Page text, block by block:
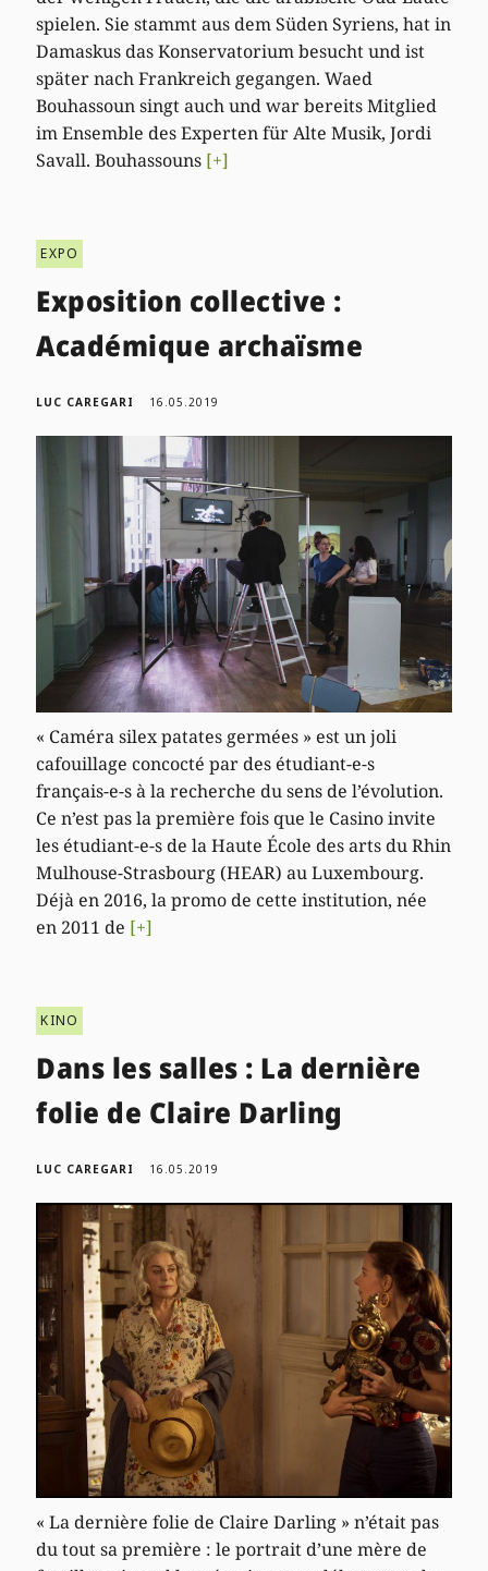
spielen. Sie stammt aus dem Süden Syriens, hat in
Damaskus das Konservatorium besucht und ist
später nach Frankreich gegangen. Waed
Bouhassoun singt auch und war bereits Mitglied
im Ensemble des Experten für Alte Musik, Jordi
Savall. Bouhassouns [+]
EXPO
Exposition collective :
Académique archaïsme
LUC CAREGARI 16.05.2019
« Caméra silex patates germées » est un joli
cafouillage concocté par des étudiant-e-s
français-e-s à la recherche du sens de l’évolution.
Ce n’est pas la première fois que le Casino invite
les étudiant-e-s de la Haute École des arts du Rhin
Mulhouse-Strasbourg (HEAR) au Luxembourg.
Déjà en 2016, la promo de cette institution, née
en 2011 de [+]
KINO
Dans les salles : La dernière
folie de Claire Darling
LUC CAREGARI 16.05.2019
« La dernière folie de Claire Darling » n’était pas
du tout sa première : le portrait d’une mère de